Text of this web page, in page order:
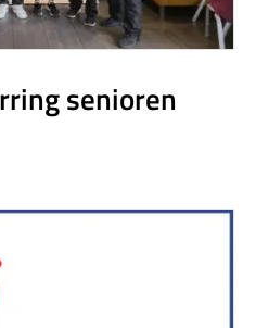
senioren